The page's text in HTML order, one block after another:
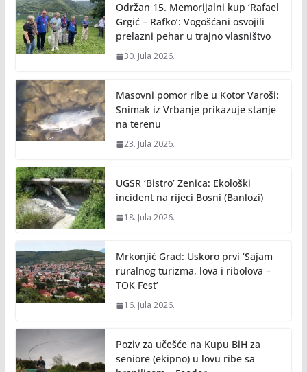
Održan 15. Memorijalni kup ‘Rafael
Grgić – Rafko’: Vogošćani osvojili
prelazni pehar u trajno vlasništvo
30. Jula 2026.
Masovni pomor ribe u Kotor Varoši:
Snimak iz Vrbanje prikazuje stanje
na terenu
23. Jula 2026.
UGSR ‘Bistro’ Zenica: Ekološki
incident na rijeci Bosni (Banlozi)
18. Jula 2026.
Mrkonjić Grad: Uskoro prvi ‘Sajam
ruralnog turizma, lova i ribolova –
TOK Fest’
16. Jula 2026.
Poziv za učešće na Kupu BiH za
seniore (ekipno) u lovu ribe sa